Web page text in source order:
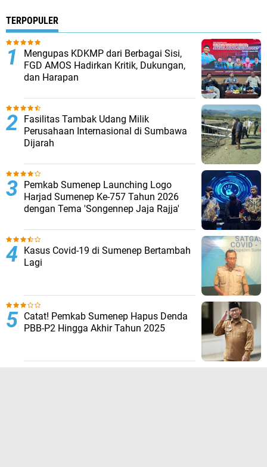
TERPOPULER
Mengupas KDKMP dari Berbagai Sisi,
FGD AMOS Hadirkan Kritik, Dukungan,
dan Harapan
Fasilitas Tambak Udang Milik
Perusahaan Internasional di Sumbawa
Dijarah
Pemkab Sumenep Launching Logo
Harjad Sumenep Ke-757 Tahun 2026
dengan Tema 'Songennep Jaja Rajja'
Kasus Covid-19 di Sumenep Bertambah
Lagi
Catat! Pemkab Sumenep Hapus Denda
PBB-P2 Hingga Akhir Tahun 2025